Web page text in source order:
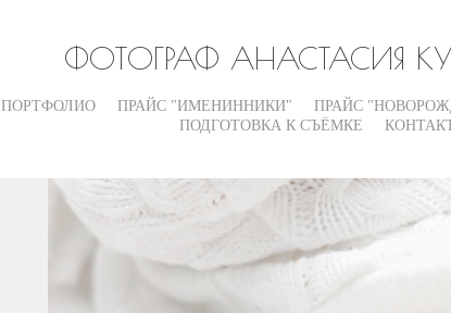
ФОТОГРАФ АНАСТАСИЯ
ПОРТФОЛИО ПРАЙС "ИМЕНИННИКИ" ПРАЙС
ПОДГОТОВКА К СЪЁМКЕ